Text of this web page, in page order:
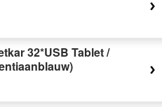
32*USB Tablet /